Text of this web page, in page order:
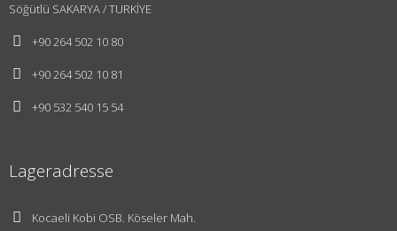
Söğütlü SAKARYA / TURKİYE
+90 264 502 10 80
+90 264 502 10 81
+90 532 540 15 54
Lageradresse
Kocaeli Kobi OSB. Köseler Mah.